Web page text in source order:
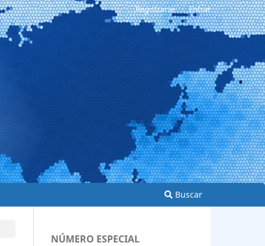
Buscar
Registrarse Entrar
NÚMERO ESPECIAL